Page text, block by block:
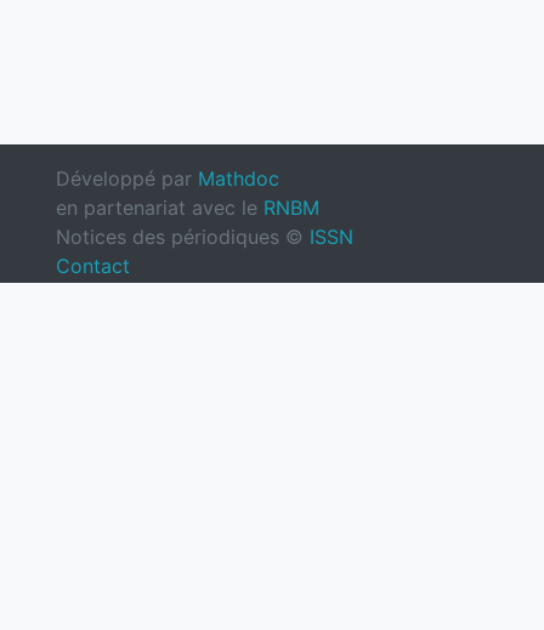
Développé par Mathdoc
en partenariat avec le RNBM
Notices des périodiques © ISSN
Contact